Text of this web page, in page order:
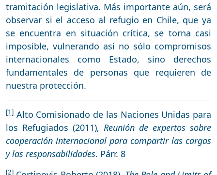
tramitación legislativa. Más importante aún, será
observar si el acceso al refugio en Chile, que ya
se encuentra en situación crítica, se torna casi
imposible, vulnerando así no sólo compromisos
internacionales como Estado, sino derechos
fundamentales de personas que requieren de
nuestra protección.
[1] Alto Comisionado de las Naciones Unidas para
los Refugiados (2011), Reunión de expertos sobre
cooperación internacional para compartir las cargas
y las responsabilidades. Párr. 8
[2]